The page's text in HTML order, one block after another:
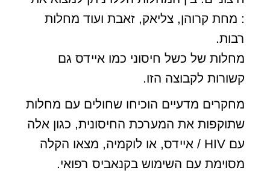
: מחת קרוהן, צליאק, זאבת ועוד מחלות
רבות.
מחלות של כשל חיסוני כמו איידס גם
קשורות לקבוצה הזו.
מחקרים מדעיים הוכיחו שחולים עם מחלות
שתוקפות את המערכת החיסונית, כגון אלה
עם HIV / איידס, או לוקמיה, מצאו הקלה
מסוימת עם השימוש בקנאביס רפואי.